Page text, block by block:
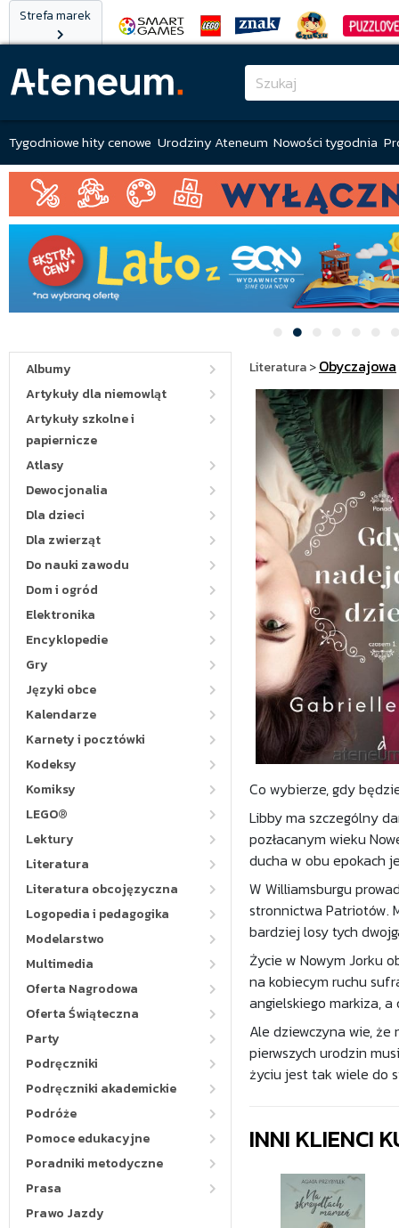
Strefa marek
Tygodniowe hity cenowe Urodziny Ateneum Nowości tygodnia
Albumy
Artykuły dla niemowląt
Artykuły szkolne i
papiernicze
Atlasy
Dewocjonalia
Dla dzieci
Dla zwierząt
Do nauki zawodu
Dom i ogród
Elektronika
Encyklopedie
Gry
Języki obce
Kalendarze
Karnety i pocztówki
Kodeksy
Komiksy
LEGO®
Lektury
Literatura
Literatura obcojęzyczna
Logopedia i pedagogika
Modelarstwo
Multimedia
Oferta Nagrodowa
Oferta Świąteczna
Party
Podręczniki
Podręczniki akademickie
Podróże
Pomoce edukacyjne
Poradniki metodyczne
Prasa
Prawo Jazdy
Literatura>Obyczajowa
Co wybierze, gdy
Libby ma szczególny
pozłacanym wieku
ducha w obu epokach
W Williamsburgu
stronnictwa Patriotów.
bardziej losy tych
Życie w Nowym Jorku
na kobiecym ruchu
angielskiego markiza,
Ale dziewczyna wie,
pierwszych urodzin
życiu jest tak wiele do
INNI KLIENCI